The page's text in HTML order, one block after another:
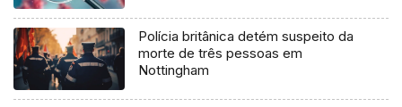
Polícia britânica detém suspeito da
morte de três pessoas em
Nottingham